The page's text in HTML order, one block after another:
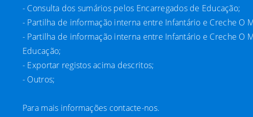
- Consulta dos sumários pelos Encarregados de Educação;
- Partilha de informação interna entre Infantário e Creche O
- Partilha de informação interna entre Infantário e Creche O
Educação;
- Exportar registos acima descritos;
- Outros;
Para mais informações contacte-nos.